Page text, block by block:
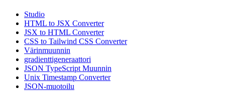
Studio
HTML to JSX Converter
JSX to HTML Converter
CSS to Tailwind CSS Converter
Värinmuunnin
gradienttigeneraattori
JSON TypeScript Muunnin
Unix Timestamp Converter
JSON-muotoilu